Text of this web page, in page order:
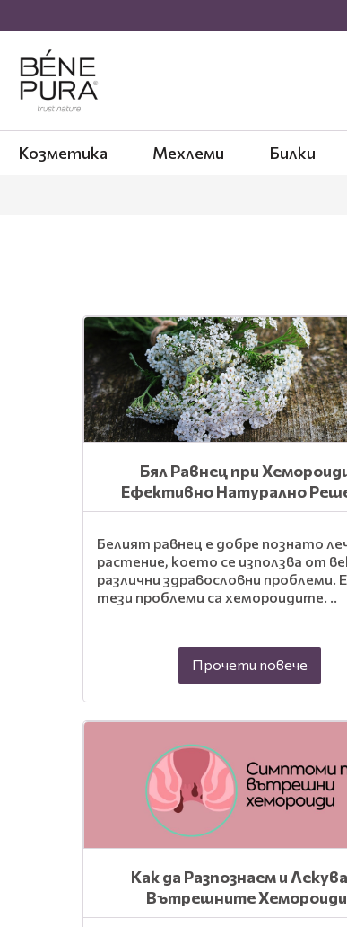
Козметика Мехлеми Билки
Бял Равнец при
Ефективно Натурално
Белият равнец е добре познато
растение, което се използва от
различни здравословни проблеми.
тези проблеми са хемороидите. ..
Прочети повече
Как да Разпознаем и
Вътрешните